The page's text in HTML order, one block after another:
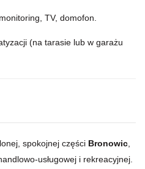
TV, domofon.
(na tarasie lub w garażu
spokojnej części Bronowic
usługowej i rekreacyjnej.